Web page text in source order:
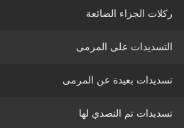
ركلات الجزاء الضائعة
التسديدات على المرمى
تسديدات بعيدة عن المرمى
تسديدات تم التصدي لها